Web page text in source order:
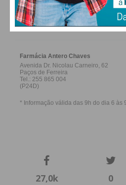
Assine nossa
FARMACIAS DE
FERREIRA
27,0k 0